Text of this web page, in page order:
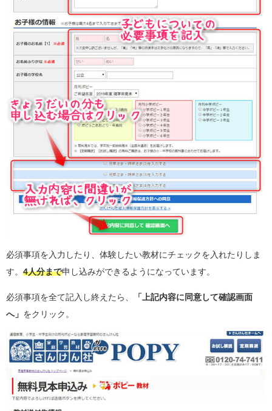
必須事項を入力したり、体験したい教材にチェックを入れたりしま
す。 4人分まで申し込みができるようになっています。
必須事項を全て記入し終えたら、
「上記内容に同意して確認画面
へ」 をクリック。